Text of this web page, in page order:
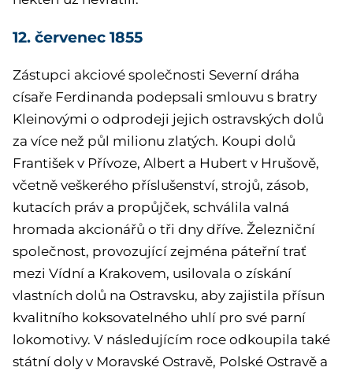
12. červenec 1855
Zástupci akciové společnosti Severní dráha
císaře Ferdinanda podepsali smlouvu s bratry
Kleinovými o odprodeji jejich ostravských dolů
za více než půl milionu zlatých. Koupi dolů
František v Přívoze, Albert a Hubert v Hrušově,
včetně veškerého příslušenství, strojů, zásob,
kutacích práv a propůjček, schválila valná
hromada akcionářů o tři dny dříve. Železniční
společnost, provozující zejména páteřní trať
mezi Vídní a Krakovem, usilovala o získání
vlastních dolů na Ostravsku, aby zajistila přísun
kvalitního koksovatelného uhlí pro své parní
lokomotivy. V následujícím roce odkoupila také
státní doly v Moravské Ostravě, Polské Ostravě a